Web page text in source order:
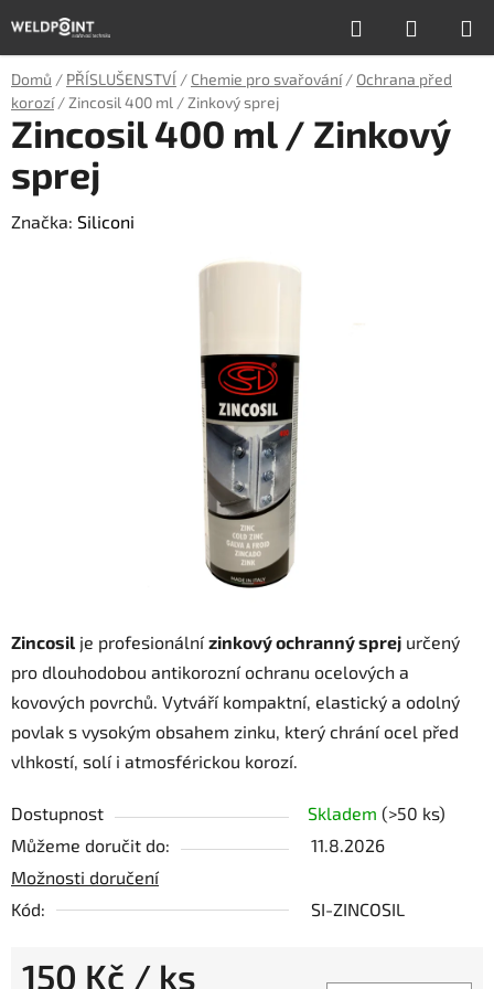
na
obsah
Hledat
KOŠÍK
Domů / PŘÍSLUŠENSTVÍ / Chemie pro svařování / Ochrana před
korozí / Zincosil 400 ml / Zinkový sprej
Zincosil je profesionálnízinkový ochranný sprej určený
pro dlouhodobou antikorozní ochranu ocelových a
kovových povrchů. Vytváří kompaktní, elastický a odolný
povlak s vysokým obsahem zinku, který chrání ocel před
vlhkostí, solí i atmosférickou korozí.
Dostupnost Skladem (>50 ks)
Můžeme doručit do:
11.8.2026
Možnosti doručení
Kód:
SI-ZINCOSIL
150 Kč / ks
Zincosil 400 ml / Zinkový
sprej
Značka: Siliconi